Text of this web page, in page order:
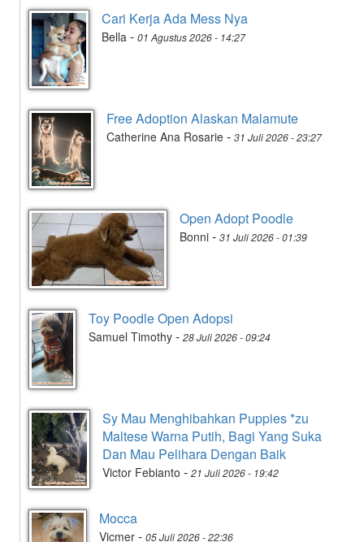
Cari Kerja Ada Mess Nya
Bella - 01 Agustus 2026 - 14:27
Free Adoption Alaskan Malamute
Catherine Ana Rosarie - 31 Juli 2026 - 23:27
Open Adopt Poodle
Bonni - 31 Juli 2026 - 01:39
Toy Poodle Open Adopsi
Samuel Timothy - 28 Juli 2026 - 09:24
Sy Mau Menghibahkan Puppies *zu
Maltese Warna Putih, Bagi Yang Suka
Dan Mau Pelihara Dengan Baik
Victor Febianto - 21 Juli 2026 - 19:42
Mocca
Vicmer - 05 Juli 2026 - 22:36